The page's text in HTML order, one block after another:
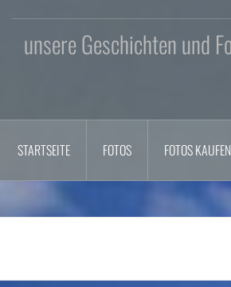
unsere Geschichten und
STARTSEITE FOTOS FOTOS KAUFEN